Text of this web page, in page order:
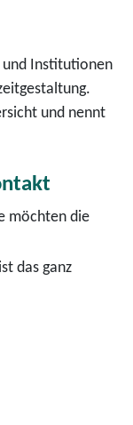
und Institutionen
und nennt
möchten die
ist das ganz